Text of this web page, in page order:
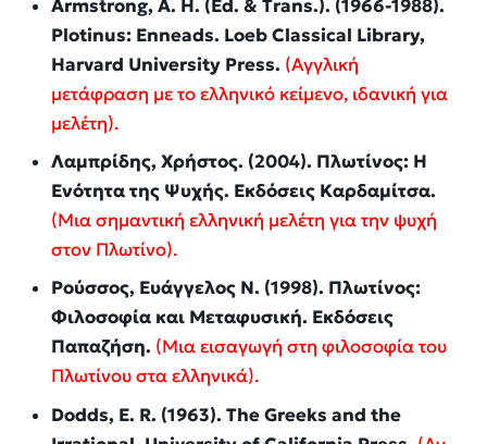
Armstrong, A. H. (Ed. & Trans.). (1966-1988).
Plotinus: Enneads. Loeb Classical Library,
Harvard University Press. (Αγγλική
μετάφραση με το ελληνικό κείμενο, ιδανική για
μελέτη).
Λαμπρίδης, Χρήστος. (2004). Πλωτίνος: Η
Ενότητα της Ψυχής. Εκδόσεις Καρδαμίτσα.
(Μια σημαντική ελληνική μελέτη για την ψυχή
στον Πλωτίνο).
Ρούσσος, Ευάγγελος Ν. (1998). Πλωτίνος:
Φιλοσοφία και Μεταφυσική. Εκδόσεις
Παπαζήση. (Μια εισαγωγή στη φιλοσοφία του
Πλωτίνου στα ελληνικά).
Dodds, E. R. (1963).The Greeks and the